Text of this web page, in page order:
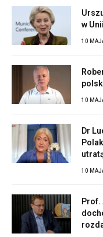
w
10
10
Dr
10
Prof.